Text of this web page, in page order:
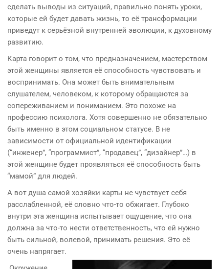
сделать выводы из ситуаций, правильно понять уроки,
которые ей будет давать жизнь, то её трансформации
приведут к серьёзной внутренней эволюции, к духовному
развитию.
Карта говорит о том, что предназначением, мастерством
этой женщины является её способность чувствовать и
воспринимать. Она может быть внимательным
слушателем, человеком, к которому обращаются за
сопереживанием и пониманием. Это похоже на
профессию психолога. Хотя совершенно не обязательно
быть именно в этом социальном статусе. В не
зависимости от официальной идентификации
(“инженер”, “программист”, “продавец”, “дизайнер”…) в
этой женщине будет проявляться её способность быть
“мамой” для людей.
А вот душа самой хозяйки карты не чувствует себя
расслабленной, её словно что-то обжигает. Глубоко
внутри эта женщина испытывает ощущение, что она
должна за что-то нести ответственность, что ей нужно
быть сильной, волевой, принимать решения. Это её
очень напрягает.